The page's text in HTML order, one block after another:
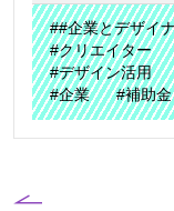
##企業とデザイ
#クリエイター
#デザイン活用
#企業
#補助金